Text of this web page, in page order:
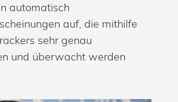
automatisch
auf, die mithilfe
sehr genau
und überwacht werden